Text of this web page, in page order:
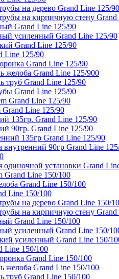
на дерево Grand Line 125/90
на кирпичную стену Grand
Grand Line 125/90
усиленный Grand Line 125/90
Grand Line 125/90
Line 125/90
Grand Line 125/90
желоба Grand Line 125/900
труб Grand Line 125/90
Grand Line 125/90
Grand Line 125/90
Line 125/90
135гр. Grand Line 125/90
90гр. Grand Line 125/90
135гр Grand Line 125/90
внутренний 90гр Grand Line
одиночной установки Grand
Grand Line 150/100
Grand Line 150/100
Line 150/100
на дерево Grand Line 150/
на кирпичную стену Grand
Grand Line 150/100
усиленный Grand Line 150/
усиленный Grand Line 150/
Line 150/100
Grand Line 150/100
желоба Grand Line 150/100
труб Grand Line 150/100